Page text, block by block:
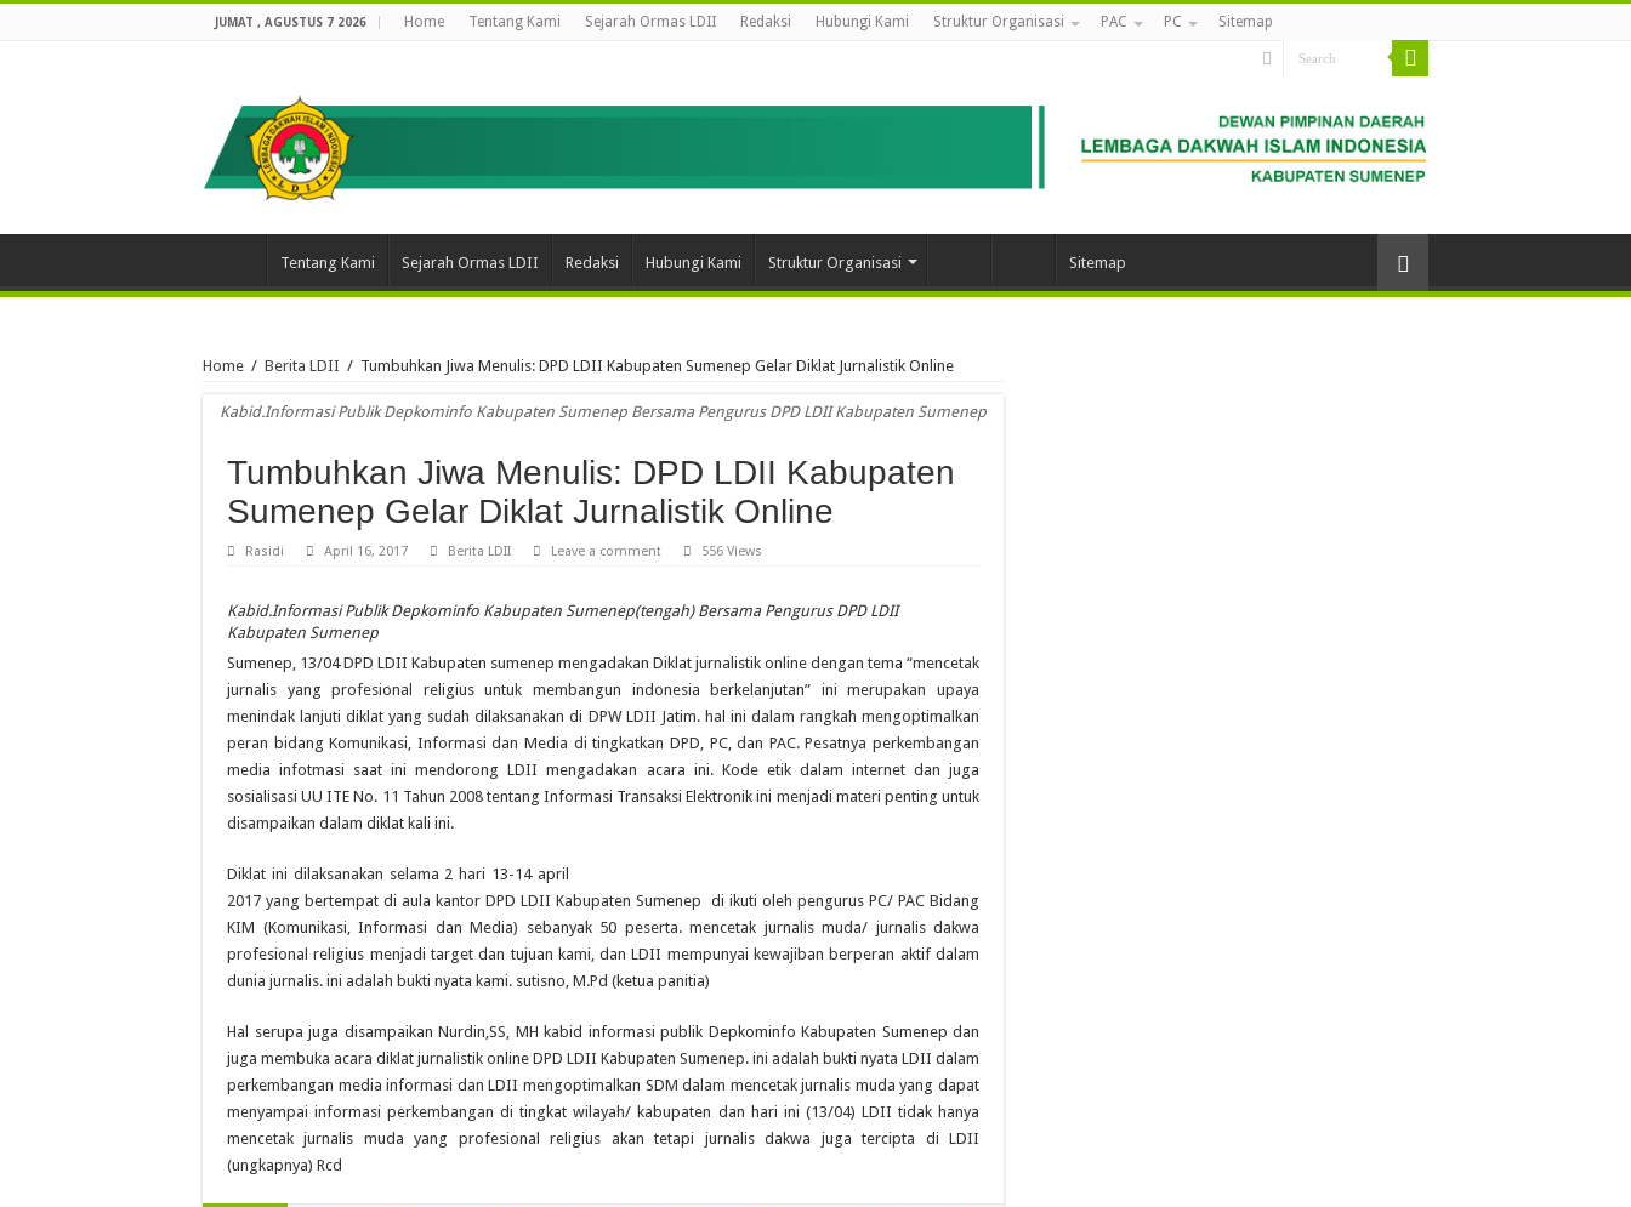
JUMAT , AGUSTUS 7 2026 Home Tentang Kami Sejarah Ormas LDII Redaksi Hubungi Kami Struktur Organisasi PAC PC Sitemap
Tentang Kami Sejarah Ormas LDII Redaksi Hubungi Kami Struktur Organisasi Sitemap
Home / Berita LDII / Tumbuhkan Jiwa Menulis: DPD LDII Kabupaten Sumenep Gelar Diklat Jurnalistik Online
Kabid.Informasi Publik Depkominfo Kabupaten Sumenep Bersama Pengurus DPD LDII Kabupaten Sumenep
Tumbuhkan Jiwa Menulis: DPD LDII Kabupaten
Sumenep Gelar Diklat Jurnalistik Online
Rasidi April 16, 2017 Berita LDII Leave a comment 556 Views
Kabid.Informasi Publik Depkominfo Kabupaten Sumenep(tengah) Bersama Pengurus DPD LDII
Kabupaten Sumenep
Sumenep, 13/04 DPD LDII Kabupaten sumenep mengadakan Diklat jurnalistik online dengan tema “mencetak
jurnalis yang profesional religius untuk membangun indonesia berkelanjutan” ini merupakan upaya
menindak lanjuti diklat yang sudah dilaksanakan di DPW LDII Jatim. hal ini dalam rangkah mengoptimalkan
peran bidang Komunikasi, Informasi dan Media di tingkatkan DPD, PC, dan PAC. Pesatnya perkembangan
media infotmasi saat ini mendorong LDII mengadakan acara ini. Kode etik dalam internet dan juga
sosialisasi UU ITE No. 11 Tahun 2008 tentang Informasi Transaksi Elektronik ini menjadi materi penting untuk
disampaikan dalam diklat kali ini.
Diklat ini dilaksanakan selama 2 hari 13-14 april
2017 yang bertempat di aula kantor DPD LDII Kabupaten Sumenep di ikuti oleh pengurus PC/ PAC Bidang
KIM (Komunikasi, Informasi dan Media) sebanyak 50 peserta. mencetak jurnalis muda/ jurnalis dakwa
profesional religius menjadi target dan tujuan kami, dan LDII mempunyai kewajiban berperan aktif dalam
dunia jurnalis. ini adalah bukti nyata kami. sutisno, M.Pd (ketua panitia)
Hal serupa juga disampaikan Nurdin,SS, MH kabid informasi publik Depkominfo Kabupaten Sumenep dan
juga membuka acara diklat jurnalistik online DPD LDII Kabupaten Sumenep. ini adalah bukti nyata LDII dalam
perkembangan media informasi dan LDII mengoptimalkan SDM dalam mencetak jurnalis muda yang dapat
menyampai informasi perkembangan di tingkat wilayah/ kabupaten dan hari ini (13/04) LDII tidak hanya
mencetak jurnalis muda yang profesional religius akan tetapi jurnalis dakwa juga tercipta di LDII
(ungkapnya) Rcd